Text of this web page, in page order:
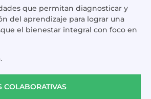
que permitan diagnosticar y
del aprendizaje para lograr una
el bienestar integral con foco en
COLABORATIVAS